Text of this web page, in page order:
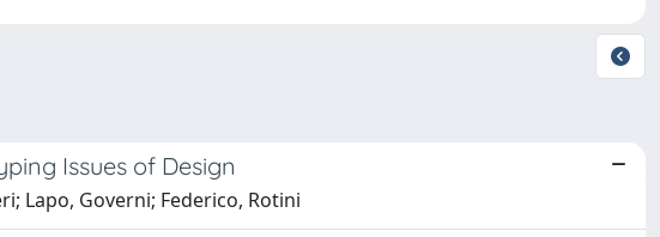
Issues of Design
Lapo, Governi; Federico, Rotini